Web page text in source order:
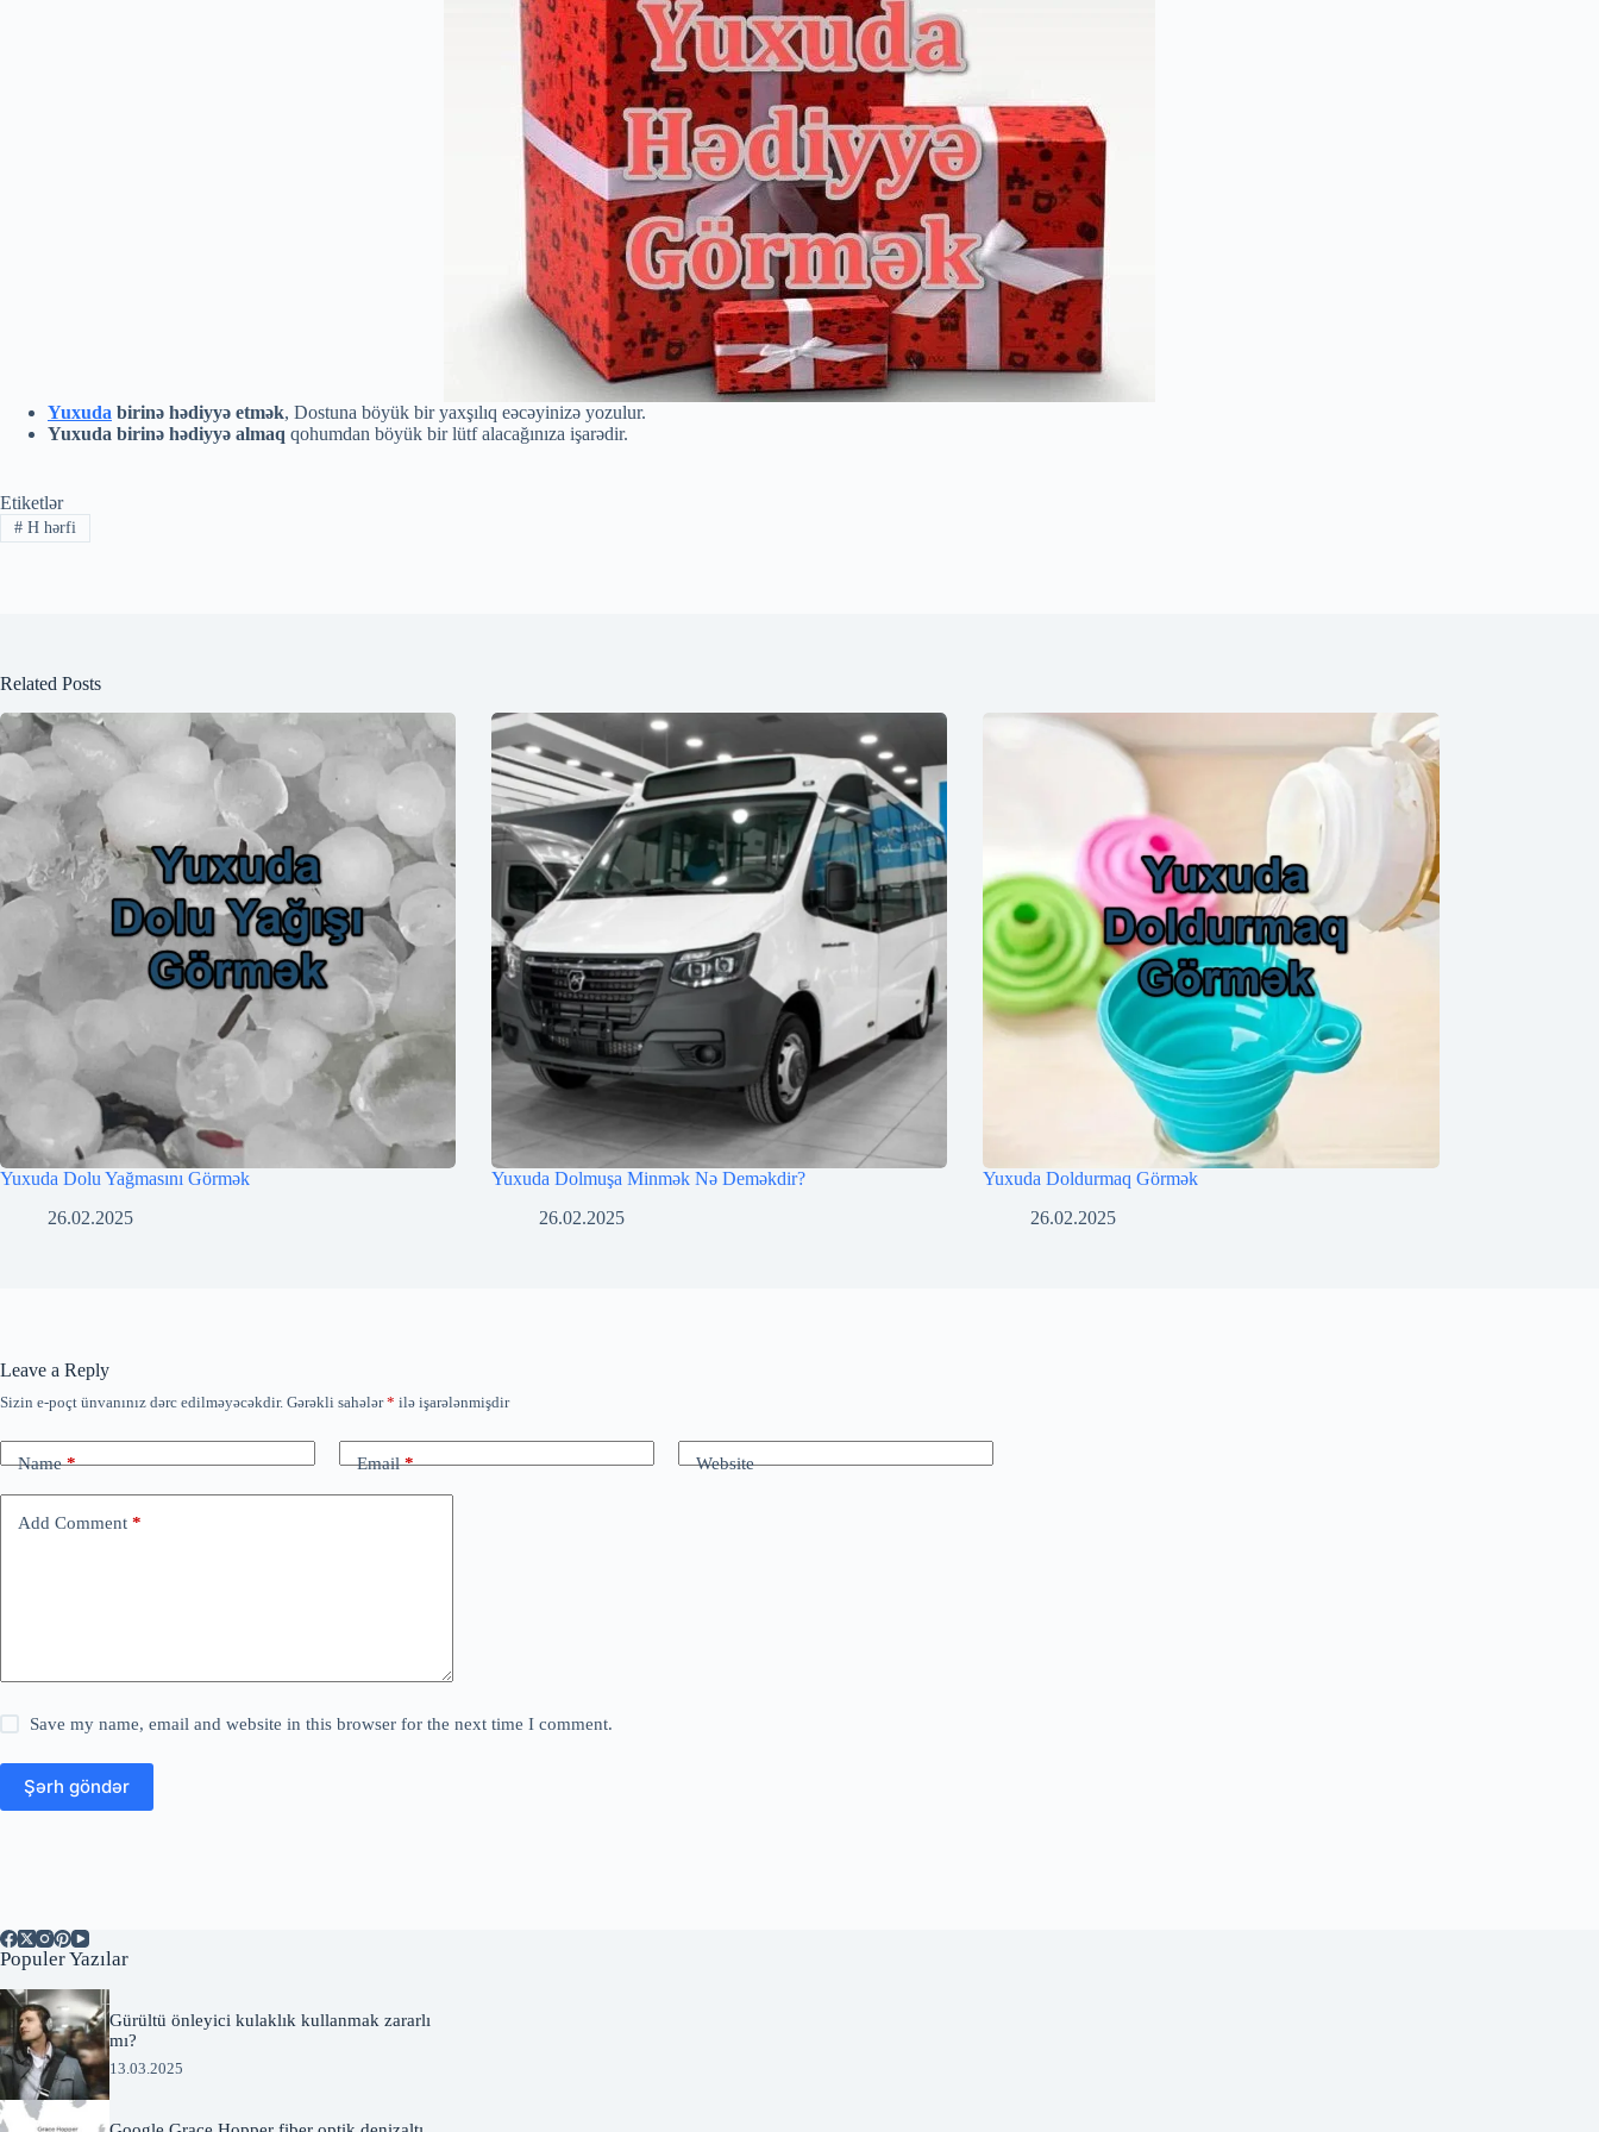
Yuxuda birinə hədiyyə etmək, Dostuna böyük bir yaxşılıq eəcəyinizə yozulur.
Yuxuda birinə hədiyyə almaq qohumdan böyük bir lütf alacağınıza işarədir.
Etiketlər
#H hərfi
Related Posts
Yuxuda Dolu Yağmasını Görmək
26.02.2025
Yuxuda Dolmuşa Minmək Nə Deməkdir?
26.02.2025
Yuxuda Doldurmaq Görmək
26.02.2025
Leave a Reply
Sizin e-poçt ünvanınız dərc edilməyəcəkdir. Gərəkli sahələr* ilə işarələnmişdir
Name* Email* Website
Add Comment *
Save my name, email and website in this browser for the next time I comment.
Şərh göndər
Populer Yazılar
Gürültü önleyici kulaklık kullanmak zararlı
mı?
13.03.2025